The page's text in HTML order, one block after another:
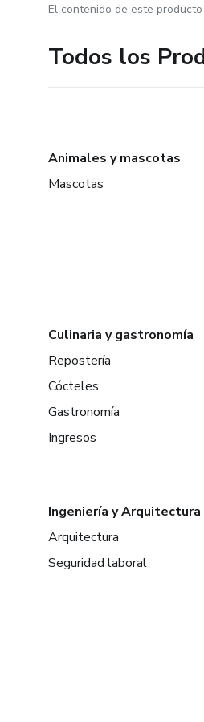
El contenido de este
Todos los
Animales y mascotas
Mascotas
Culinaria y gastronomía
Repostería
Cócteles
Gastronomía
Ingresos
Ingeniería y Arquitectura
Arquitectura
Seguridad laboral